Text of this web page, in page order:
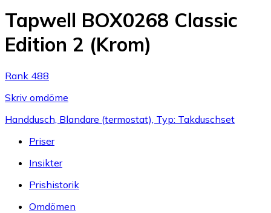
Tapwell BOX0268 Classic
Edition 2 (Krom)
Rank 488
Skriv omdöme
Handdusch, Blandare (termostat), Typ: Takduschset
Priser
Insikter
Prishistorik
Omdömen